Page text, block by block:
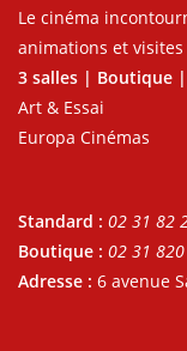
Le cinéma
animations et visites
3 salles | Boutique
Art & Essai
Europa Cinémas
Standard : 02 31 82
Boutique : 02 31
Adresse : 6 avenue